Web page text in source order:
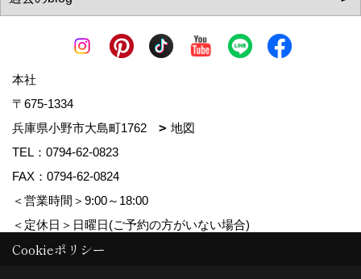
本社
〒675-1334
兵庫県小野市大島町1762
地図
TEL： 0794-62-0823
FAX：0794-62-0824
＜営業時間＞9:00～18:00
＜定休日＞日曜日(ご予約の方がいない場合)
Cookieポリシー